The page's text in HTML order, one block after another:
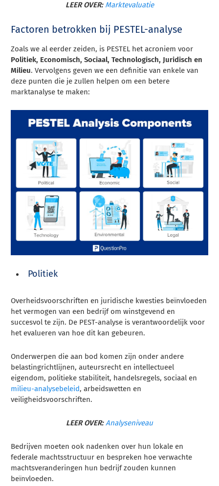
LEER OVER: Marktevaluatie
Factoren betrokken bij PESTEL-analyse
Zoals we al eerder zeiden, is PESTEL het acroniem voor
Politiek, Economisch, Sociaal, Technologisch, Juridisch en
Milieu. Vervolgens geven we een definitie van enkele van
deze punten die je zullen helpen om een betere
marktanalyse te maken:
Politiek
Overheidsvoorschriften en juridische kwesties beïnvloeden
het vermogen van een bedrijf om winstgevend en
succesvol te zijn. De PEST-analyse is verantwoordelijk voor
het evalueren van hoe dit kan gebeuren.
Onderwerpen die aan bod komen zijn onder andere
belastingrichtlijnen, auteursrecht en intellectueel
eigendom, politieke stabiliteit, handelsregels, sociaal en
milieu-analysebeleid, arbeidswetten en
veiligheidsvoorschriften.
LEER OVER: Analyseniveau
Bedrijven moeten ook nadenken over hun lokale en
federale machtsstructuur en bespreken hoe verwachte
machtsveranderingen hun bedrijf zouden kunnen
beïnvloeden.